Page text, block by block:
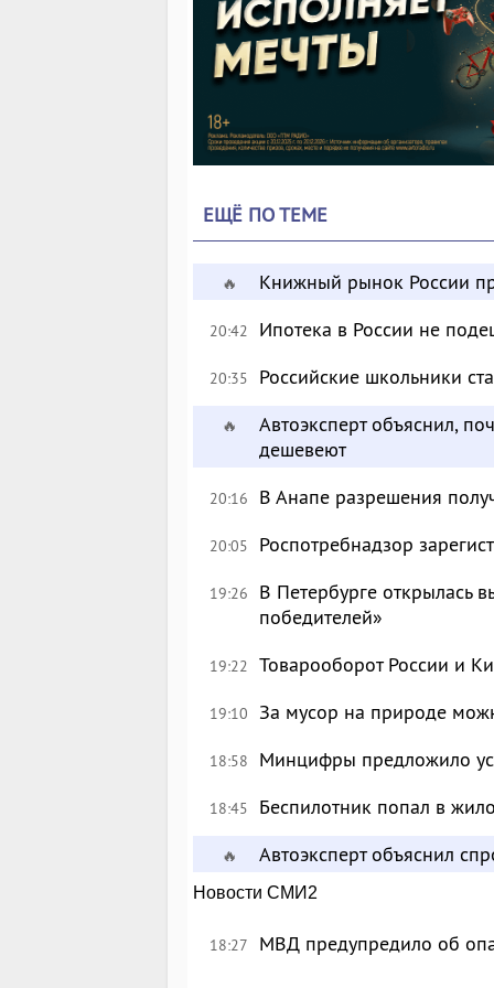
ЕЩЁ ПО ТЕМЕ
🔥 Книжный рынок России
20:42 Ипотека в России не
20:35 Российские школьники
🔥
Автоэксперт объяснил,
дешевеют
20:16 В Анапе разрешения
20:05 Роспотребнадзор
19:26
В Петербурге открылась
победителей»
19:22 Товарооборот России и
19:10 За мусор на природе
18:58 Минцифры предложило
18:45 Беспилотник попал в
🔥 Автоэксперт объяснил
Новости СМИ2
18:27 МВД предупредило об